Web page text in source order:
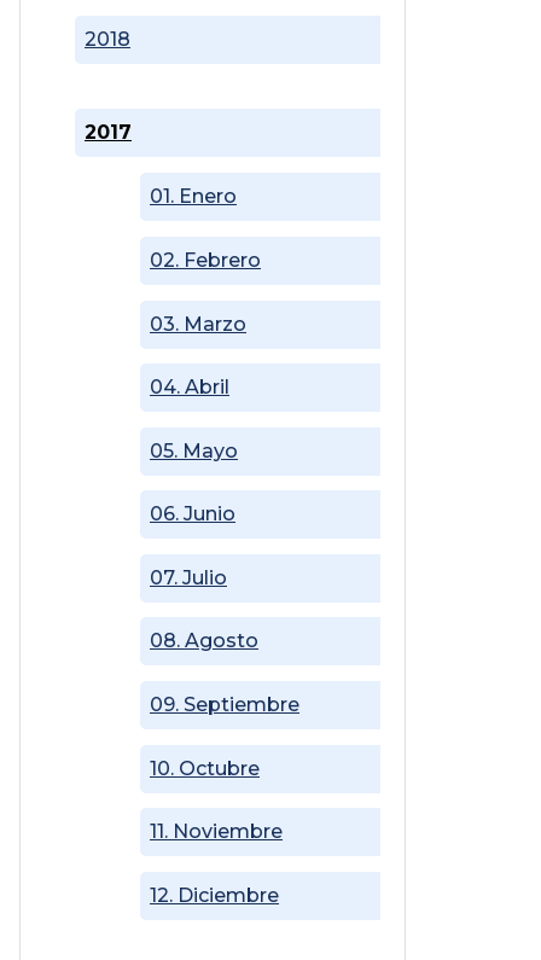
2017
01. Enero
02. Febrero
03. Marzo
04. Abril
05. Mayo
06. Junio
07. Julio
08. Agosto
09. Septiembre
10. Octubre
11. Noviembre
12. Diciembre
2018